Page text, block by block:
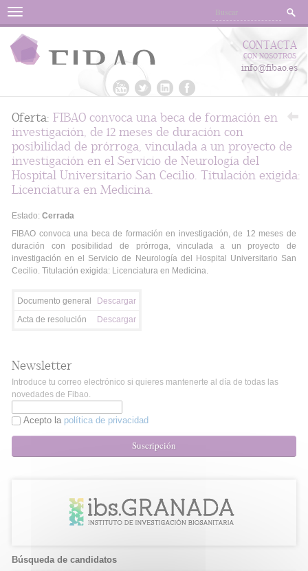
Menu
CONTACTA
CON NOSOTROS
info@fibao.es
Oferta: FIBAO convoca una beca de formación en
investigación, de 12 meses de duración con
posibilidad de prórroga, vinculada a un proyecto de
investigación en el Servicio de Neurología del
Hospital Universitario San Cecilio. Titulación exigida:
Licenciatura en Medicina.
Estado: Cerrada
FIBAO convoca una beca de formación en investigación, de 12 meses de
duración con posibilidad de prórroga, vinculada a un proyecto de
investigación en el Servicio de Neurología del Hospital Universitario San
Cecilio. Titulación exigida: Licenciatura en Medicina.
Documento general
Descargar
Acta de resolución
Descargar
Newsletter
Introduce tu correo electrónico si quieres mantenerte al día de todas las
novedades de Fibao.
Acepto la política de privacidad
Suscripción
Búsqueda de candidatos